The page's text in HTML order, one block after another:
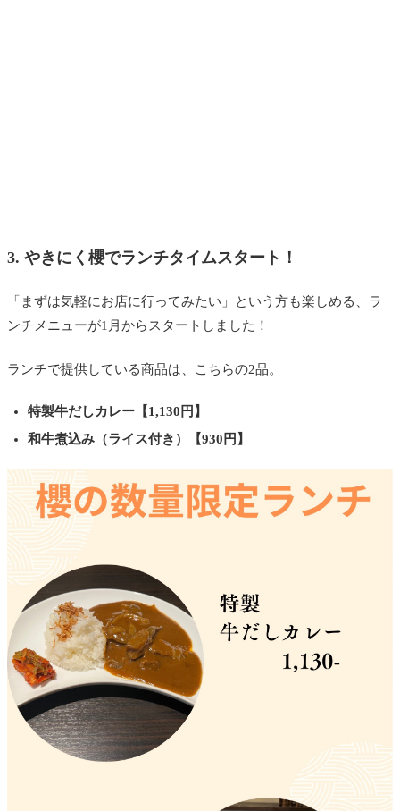
3. やきにく櫻でランチタイムスタート！
「まずは気軽にお店に行ってみたい」という方も楽しめる、ラ
ンチメニューが1月からスタートしました！
ランチで提供している商品は、こちらの2品。
特製牛だしカレー【1,130円】
和牛煮込み（ライス付き）【930円】